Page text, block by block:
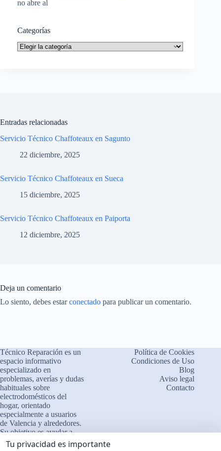
Categorías
Categorías
Entradas relacionadas
Servicio Técnico Chaffoteaux en Sagunto
22 diciembre, 2025
Servicio Técnico Chaffoteaux en Sueca
15 diciembre, 2025
Servicio Técnico Chaffoteaux en Paiporta
12 diciembre, 2025
Deja un comentario
Lo siento, debes estarconectado para publicar un comentario.
Técnico Reparación es un
espacio informativo
especializado en
problemas, averías y dudas
habituales sobre
electrodomésticos del
hogar, orientado
especialmente a usuarios
de Valencia y alrededores.
Su objetivo es ayudar a
comprender el
Política de Cookies
Condiciones de Uso
Blog
Aviso legal
Contacto
Tu privacidad es importante❓ Interpretamos errores y